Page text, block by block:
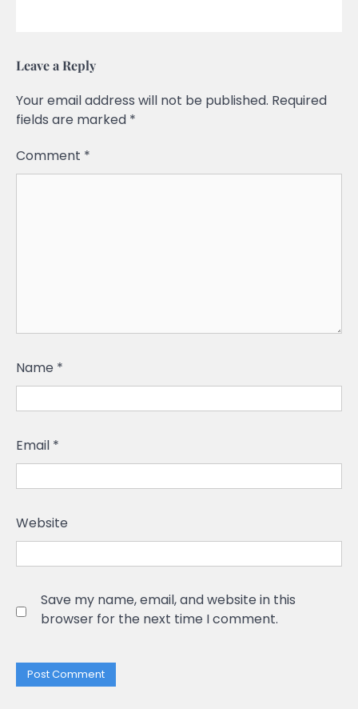
Leave a Reply
Your email address will not be published. Required
fields are marked *
Comment *
Name *
Email *
Website
Save my name, email, and website in this
browser for the next time I comment.